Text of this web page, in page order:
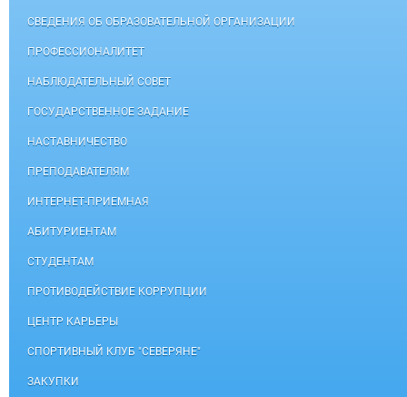
СВЕДЕНИЯ ОБ ОБРАЗОВАТЕЛЬНОЙ ОРГАНИЗАЦИИ
ПРОФЕССИОНАЛИТЕТ
НАБЛЮДАТЕЛЬНЫЙ СОВЕТ
ГОСУДАРСТВЕННОЕ ЗАДАНИЕ
НАСТАВНИЧЕСТВО
ПРЕПОДАВАТЕЛЯМ
ИНТЕРНЕТ-ПРИЕМНАЯ
АБИТУРИЕНТАМ
СТУДЕНТАМ
ПРОТИВОДЕЙСТВИЕ КОРРУПЦИИ
ЦЕНТР КАРЬЕРЫ
СПОРТИВНЫЙ КЛУБ "СЕВЕРЯНЕ"
ЗАКУПКИ